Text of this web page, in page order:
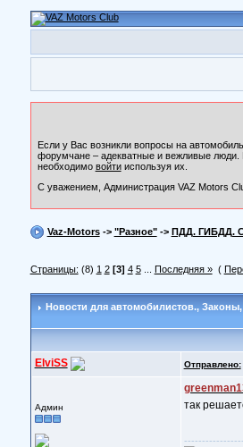
Если у Вас возникли вопросы на
форумчане – адекватные и вежливые люди.
необходимо войтииспользуя их.
С уважением, Администрация VAZ Motors
Vaz-Motors-> "Разное"-> ПДД. ГИБДД.
Страницы: (8) 1 2 [3] 4 5... Последняя » (
Новости для автомобилистов., Законы,
ElviSS Отправлено:
Админ
так